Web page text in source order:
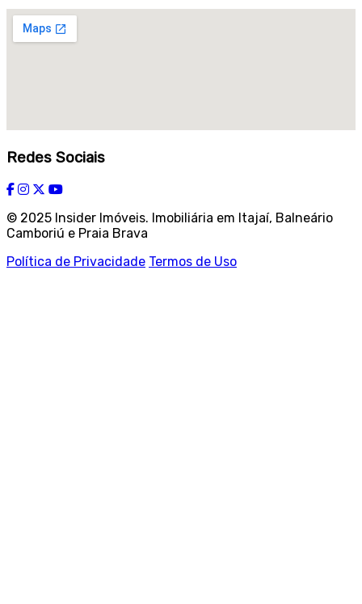
Redes Sociais
© 2025 Insider Imóveis. Imobiliária em Itajaí, Balneário
Camboriú e Praia Brava
Política de Privacidade Termos de Uso